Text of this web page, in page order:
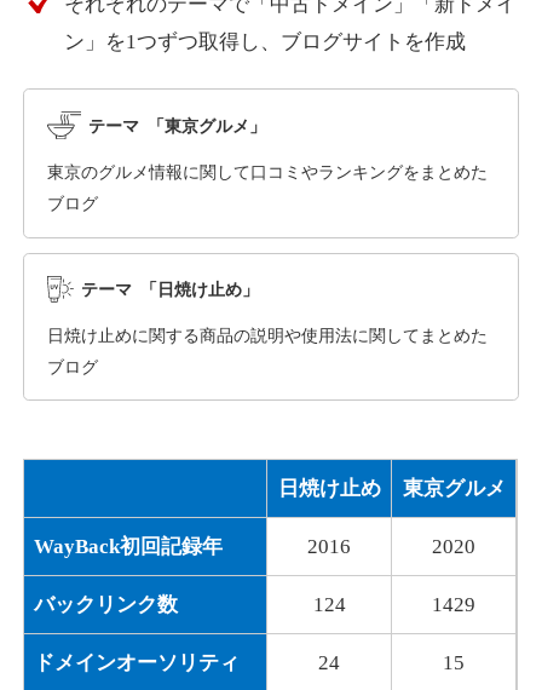
詳細を見る
ジャンルその他
DA 40 外部リンク数2518 ドメイン年齢1年
10,800円 入札 0件
詳細を見る
dka-hero.com
ジャンル その他
10,800円
詳細を見る
ジャンルその他
40
10,800円 入札 0件
ン」を1つずつ取得し、ブログサイトを作成
テーマ 「東京グルメ」
東京のグルメ情報に関して口コミやランキングをまとめた
ブログ
テーマ 「日焼け止め」
日焼け止めに関する商品の説明や使用法に関してまとめた
ブログ
日焼け止め 東京グルメ
WayBack初回記録年 2016 2020
バックリンク数 124 1429
ドメインオーソリティ 24 15